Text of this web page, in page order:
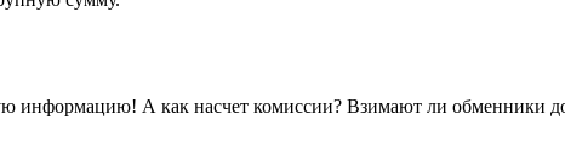
информацию! А как насчет комиссии? Взимают ли обменники